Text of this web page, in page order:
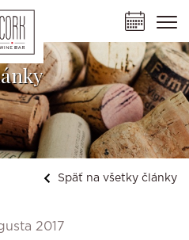
Späť na všetky články
2017